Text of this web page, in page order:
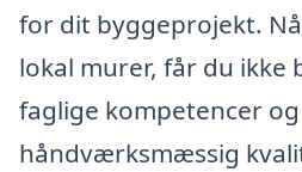
for dit byggeprojekt.
lokal murer, får du ikke
faglige kompetencer og
håndværksmæssig